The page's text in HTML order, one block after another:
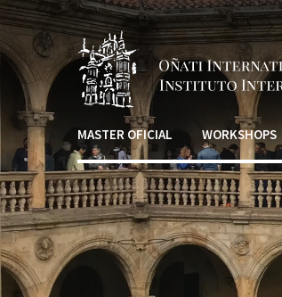
Pasar al contenido principal
MASTER OFICIAL WORKSHOPS